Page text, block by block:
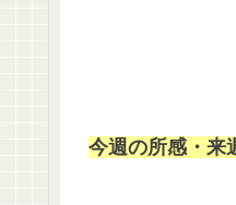
今週の所感・来